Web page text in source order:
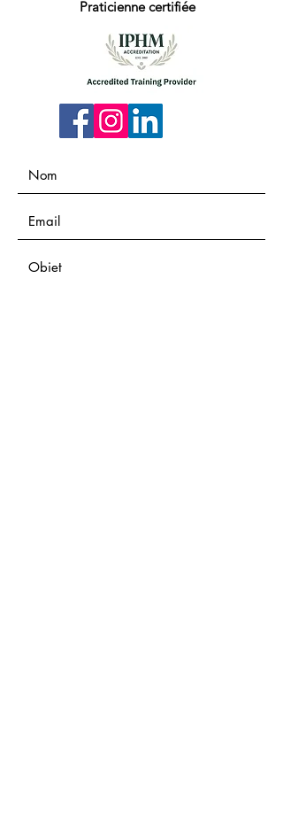
Praticienne certifiée